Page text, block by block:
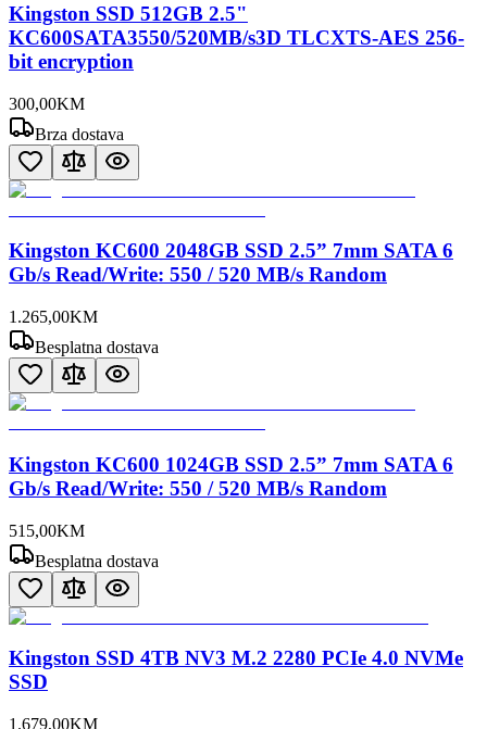
Kingston SSD 512GB 2.5"
KC600SATA3550/520MB/s3D TLCXTS-AES 256-
bit encryption
300,00KM
Brza dostava
Kingston KC600 2048GB SSD 2.5” 7mm SATA 6
Gb/s Read/Write: 550 / 520 MB/s Random
1.265,00KM
Besplatna dostava
Kingston KC600 1024GB SSD 2.5” 7mm SATA 6
Gb/s Read/Write: 550 / 520 MB/s Random
515,00KM
Besplatna dostava
Kingston SSD 4TB NV3 M.2 2280 PCIe 4.0 NVMe
SSD
1.679,00KM